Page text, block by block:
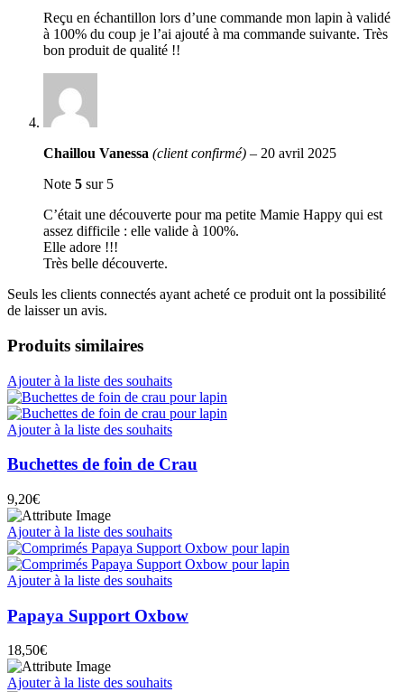
Reçu en échantillon lors d’une commande mon lapin à validé
à 100% du coup je l’ai ajouté à ma commande suivante. Très
bon produit de qualité !!
Chaillou Vanessa (client confirmé) – 20 avril 2025
Note 5 sur 5
C’était une découverte pour ma petite Mamie Happy qui est
assez difficile : elle valide à 100%.
Elle adore !!!
Très belle découverte.
Seuls les clients connectés ayant acheté ce produit ont la possibilité
de laisser un avis.
Produits similaires
Ajouter à la liste des souhaits
Ajouter à la liste des souhaits
Buchettes de foin de Crau
9,20€
Ajouter à la liste des souhaits
Ajouter à la liste des souhaits
Papaya Support Oxbow
18,50€
Ajouter à la liste des souhaits